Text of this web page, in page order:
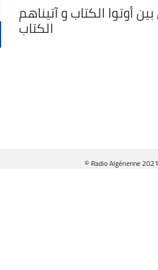
أوتوا الكتاب و آتيناهم
الكتاب
© Radio Algérienne 2021